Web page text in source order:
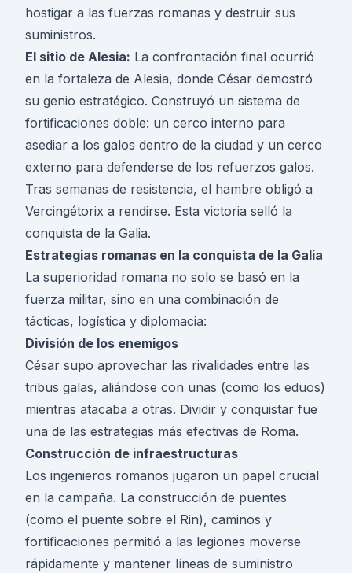
hostigar a las fuerzas romanas y destruir sus
suministros.
El sitio de Alesia: La confrontación final ocurrió
en la fortaleza de Alesia, donde César demostró
su genio estratégico. Construyó un sistema de
fortificaciones doble: un cerco interno para
asediar a los galos dentro de la ciudad y un cerco
externo para defenderse de los refuerzos galos.
Tras semanas de resistencia, el hambre obligó a
Vercingétorix a rendirse. Esta victoria selló la
conquista de la Galia.
Estrategias romanas en la conquista de la Galia
La superioridad romana no solo se basó en la
fuerza militar, sino en una combinación de
tácticas, logística y diplomacia:
División de los enemigos
César supo aprovechar las rivalidades entre las
tribus galas, aliándose con unas (como los eduos)
mientras atacaba a otras. Dividir y conquistar fue
una de las estrategias más efectivas de Roma.
Construcción de infraestructuras
Los ingenieros romanos jugaron un papel crucial
en la campaña. La construcción de puentes
(como el puente sobre el Rin), caminos y
fortificaciones permitió a las legiones moverse
rápidamente y mantener líneas de suministro